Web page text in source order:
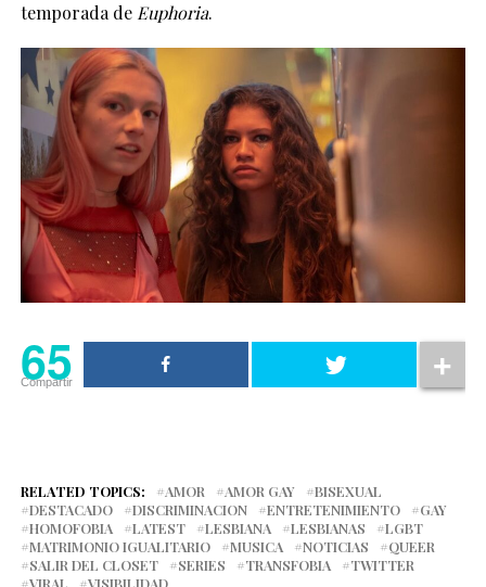
temporada de Euphoria.
65
Compartir
RELATED TOPICS: AMOR AMOR GAY
BISEXUAL
DESTACADO
DISCRIMINACION ENTRETENIMIENTO
GAY
HOMOFOBIA
LATEST LESBIANA LESBIANAS
LGBT
MATRIMONIO IGUALITARIO
MUSICA NOTICIAS
QUEER
SALIR DEL CLOSET
SERIES TRANSFOBIA
TWITTER